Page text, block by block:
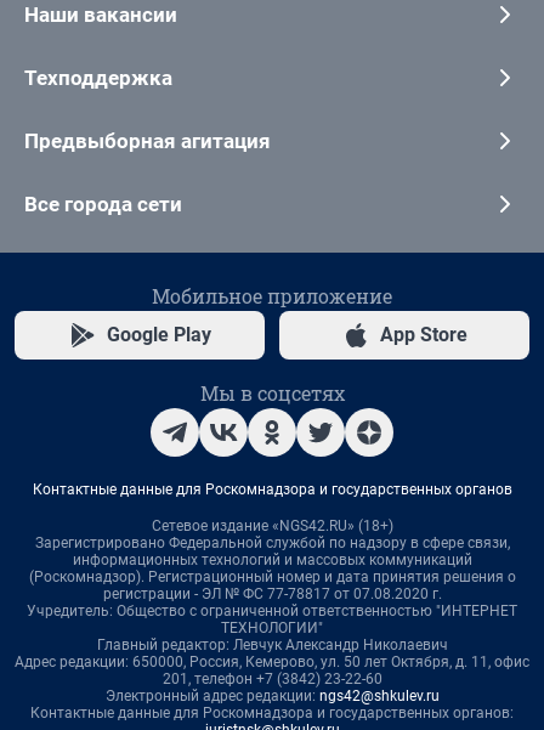
Наши вакансии
Техподдержка
Предвыборная агитация
Все города сети
Мобильное приложение
Google Play App Store
Мы в соцсетях
Контактные данные для Роскомнадзора и государственных органов
Сетевое издание «NGS42.RU» (18+)
Зарегистрировано Федеральной службой по надзору в сфере связи,
информационных технологий и массовых коммуникаций
(Роскомнадзор). Регистрационный номер и дата принятия решения о
регистрации - ЭЛ № ФС 77-78817 от 07.08.2020 г.
Учредитель: Общество с ограниченной ответственностью "ИНТЕРНЕТ
ТЕХНОЛОГИИ"
Главный редактор: Левчук Александр Николаевич
Адрес редакции: 650000, Россия, Кемерово, ул. 50 лет Октября, д. 11, офис
201, телефон +7 (3842) 23-22-60
Электронный адрес редакции: ngs42@shkulev.ru
Контактные данные для Роскомнадзора и государственных органов: